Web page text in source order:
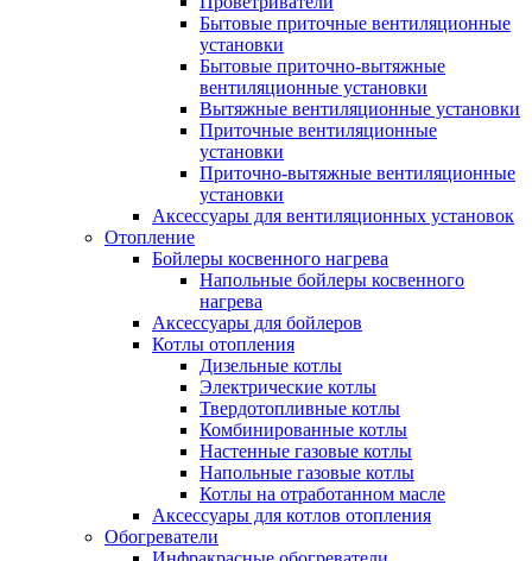
Бытовые приточные вентиляционные
установки
Бытовые приточно-вытяжные
вентиляционные установки
Вытяжные вентиляционные установки
Приточные вентиляционные
установки
Приточно-вытяжные вентиляционные
установки
Аксессуары для вентиляционных установок
Отопление
Бойлеры косвенного нагрева
Напольные бойлеры косвенного
нагрева
Аксессуары для бойлеров
Котлы отопления
Дизельные котлы
Электрические котлы
Твердотопливные котлы
Комбинированные котлы
Настенные газовые котлы
Напольные газовые котлы
Котлы на отработанном масле
Аксессуары для котлов отопления
Обогреватели